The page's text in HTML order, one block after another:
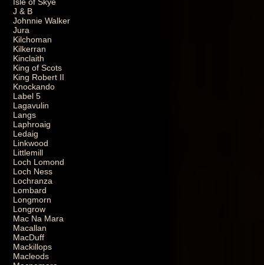
J & B
Johnnie Walker
Jura
Kilchoman
Kilkerran
Kinclaith
King of Scots
King Robert II
Knockando
Label 5
Lagavulin
Langs
Laphroaig
Ledaig
Linkwood
Littlemill
Loch Lomond
Loch Ness
Lochranza
Lombard
Longmorn
Longrow
Mac Na Mara
Macallan
MacDuff
Mackillops
Macleods